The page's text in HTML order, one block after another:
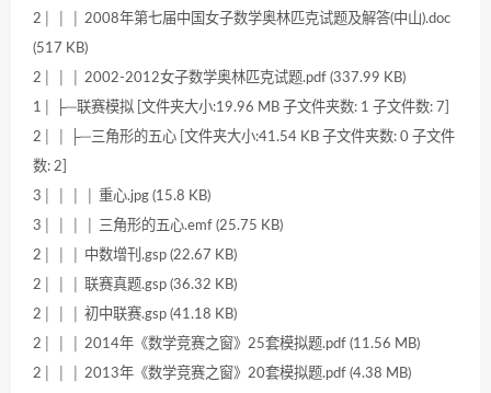
2│ │ │ 2008年第七届中国女子数学奥林匹克试题及解答(中山).doc
(517 KB)
2│ │ │ 2002-2012女子数学奥林匹克试题.pdf (337.99 KB)
1│ ├─联赛模拟 [文件夹大小:19.96 MB 子文件夹数: 1 子文件数: 7]
2│ │ ├─三角形的五心 [文件夹大小:41.54 KB 子文件夹数: 0 子文件
数: 2]
3│ │ │ │ 重心.jpg (15.8 KB)
3│ │ │ │ 三角形的五心.emf (25.75 KB)
2│ │ │ 中数增刊.gsp (22.67 KB)
2│ │ │ 联赛真题.gsp (36.32 KB)
2│ │ │ 初中联赛.gsp (41.18 KB)
2│ │ │ 2014年《数学竞赛之窗》25套模拟题.pdf (11.56 MB)
2│ │ │ 2013年《数学竞赛之窗》20套模拟题.pdf (4.38 MB)